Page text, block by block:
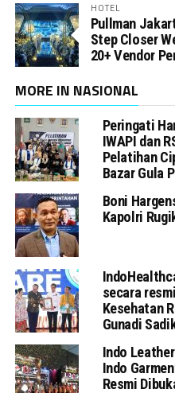
HOTEL
Pullman
Step Closer
20+ Vendor
MORE IN NASIONAL
Peringati
IWAPI dan
Pelatihan
Bazar Gula
Boni
Kapolri
secara
Kesehatan
Gunadi
Indo
Indo
Resmi